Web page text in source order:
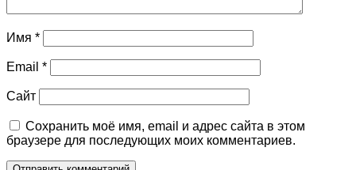
Имя *
Email *
Сайт
Сохранить моё имя, email и адрес сайта в этом
браузере для последующих моих комментариев.